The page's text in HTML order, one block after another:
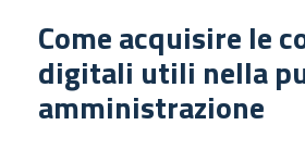
Come acquisire le
digitali utili nella
amministrazione